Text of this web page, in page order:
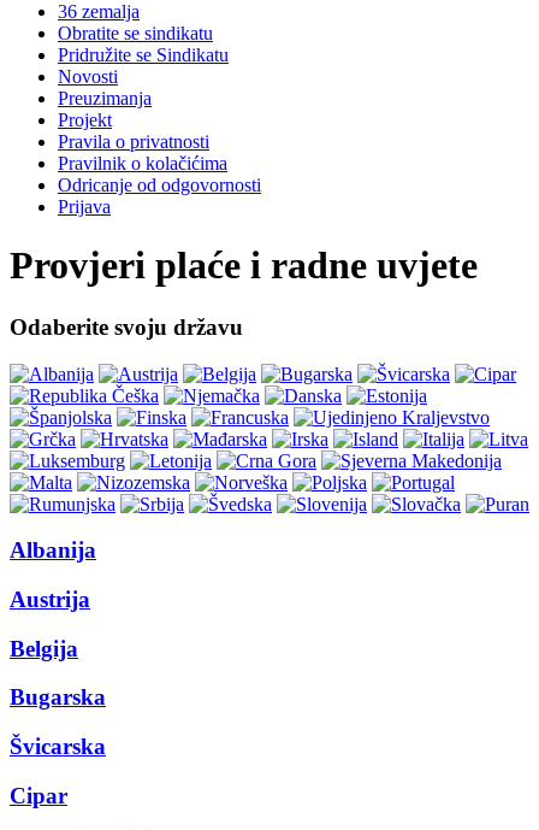
36 zemalja
Obratite se sindikatu
Pridružite se Sindikatu
Novosti
Preuzimanja
Projekt
Pravila o privatnosti
Pravilnik o kolačićima
Odricanje od odgovornosti
Prijava
Provjeri plaće i radne uvjete
Odaberite svoju državu
Albanija
Austrija
Belgija
Bugarska
Švicarska
Cipar